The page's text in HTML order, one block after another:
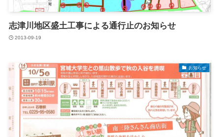
志津川地区盛土工事による通行止のお知らせ
2013-09-19
お知らせ